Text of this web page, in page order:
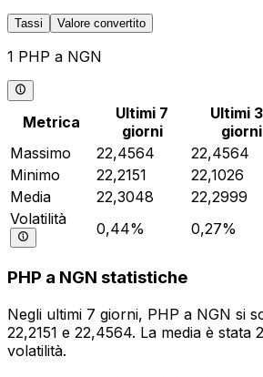
Tassi Valore convertito
1 PHP a NGN
Metrica
Ultimi 7
giorni
Ultimi
giorni
Massimo
22,4564 22,4564
Minimo
22,2151 22,1026
Media
22,3048 22,2999
Volatilità
0,44% 0,27%
PHP a NGN statistiche
Negli ultimi 7 giorni, PHP a NGN si
22,2151 e 22,4564. La media è
volatilità.